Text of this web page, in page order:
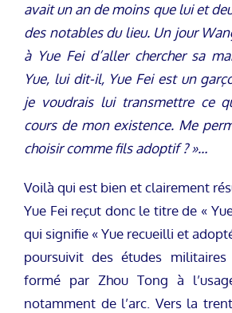
avait un an de moins que lui et
des notables du lieu. Un jour
à Yue Fei d’aller chercher sa
Yue, lui dit-il, Yue Fei est un
je voudrais lui transmettre ce
cours de mon existence. Me
choisir comme fils adoptif ? »…
Voilà qui est bien et clairement
Yue Fei reçut donc le titre de «
qui signifie « Yue recueilli et
poursuivit des études
formé par Zhou Tong à
notamment de l’arc. Vers la